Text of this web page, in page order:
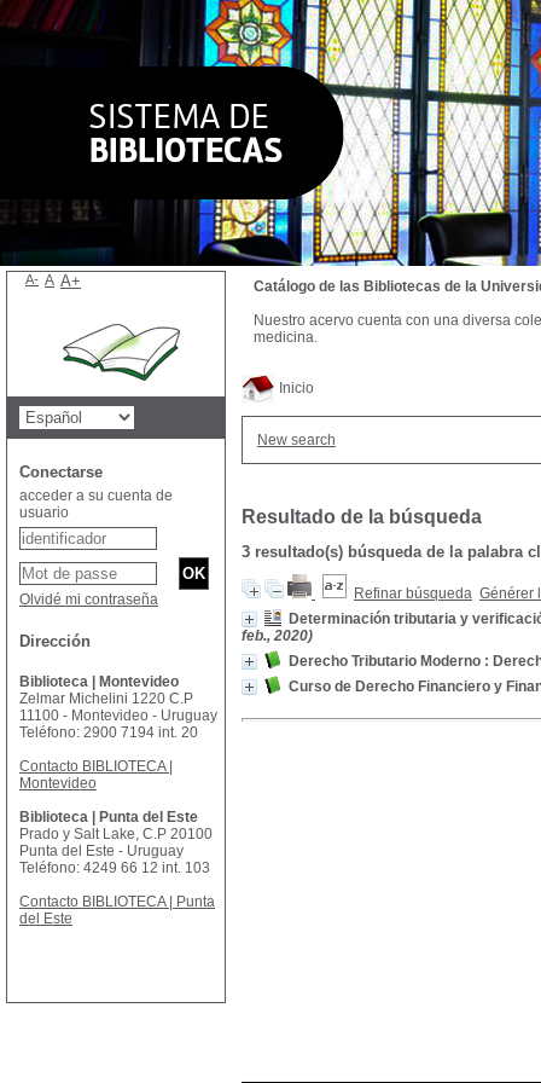
Inicio
New search
Resultado de la búsqueda
3 resultado(s) búsqueda de la palabra
Refinar búsqueda Générer
Determinación tributaria y
feb., 2020)
Derecho Tributario Moderno :
Curso de Derecho Financiero y
Catálogo de las Bibliotecas de la
Nuestro acervo cuenta con una diversa
medicina.
A- A A+
Conectarse
acceder a su cuenta de
usuario
Olvidé mi contraseña
Dirección
Biblioteca | Montevideo
Zelmar Michelini 1220 C.P
11100 - Montevideo - Uruguay
Teléfono: 2900 7194 int. 20
Contacto BIBLIOTECA |
Montevideo
Biblioteca | Punta del Este
Prado y Salt Lake, C.P 20100
Punta del Este - Uruguay
Teléfono: 4249 66 12 int. 103
Contacto BIBLIOTECA | Punta
del Este